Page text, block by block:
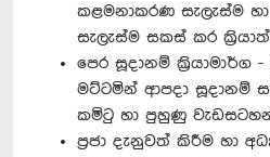
කළමනාකරණ සැලැස්ම
සැලැස්ම සකස් කර
පෙර සූදානම් ක්‍රියාමාර්ග -
මට්ටමින් ආපදා සූදානම්
කමිටු හා පුහුණු
ප්‍රජා දැනුවත් කිරීම හා